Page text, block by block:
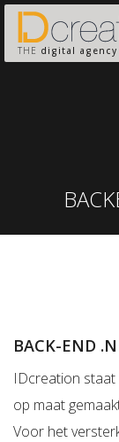
THE digital agency
BACK-END
IDcreation
op maat
Voor het